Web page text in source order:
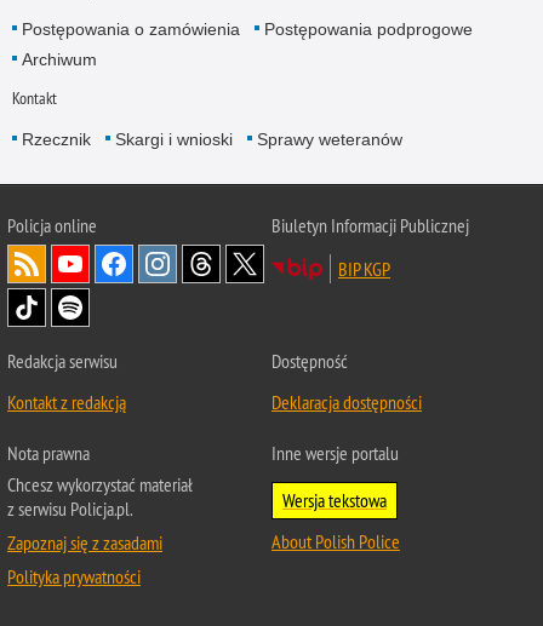
Postępowania o zamówienia
Postępowania podprogowe
Archiwum
Kontakt
Rzecznik Skargi i wnioski Sprawy weteranów
Policjaonline
Biuletyn Informacji Publicznej
BIP KGP
Redakcja serwisu
Kontakt z redakcją
Dostępność
Deklaracja dostępności
Nota prawna
Chcesz wykorzystać materiał
z serwisu Policja.pl.
Zapoznaj się z zasadami
Polityka prywatności
Inne wersje portalu
Wersja tekstowa
About Polish Police